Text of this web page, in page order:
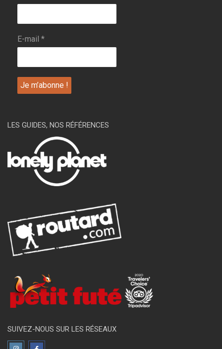
E-mail *
LES GUIDES, NOS RÉFÉRENCES
SUIVEZ-NOUS SUR LES RÉSEAUX